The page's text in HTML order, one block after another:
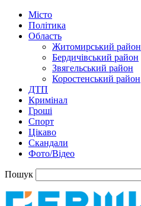
Місто
Політика
Область
Житомирський район
Бердичівський район
Звягельський район
Коростенський район
ДТП
Кримінал
Гроші
Спорт
Цікаво
Скандали
Фото/Відео
Пошук